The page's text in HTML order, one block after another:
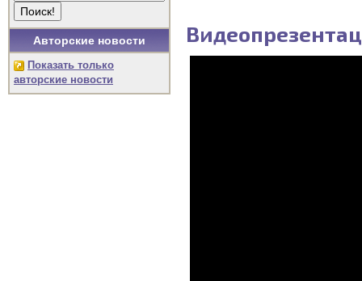
Авторские новости
Показать только
авторские новости